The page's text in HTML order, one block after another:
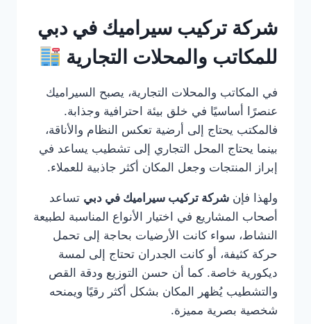
شركة تركيب سيراميك في دبي
للمكاتب والمحلات التجارية
في المكاتب والمحلات التجارية، يصبح السيراميك
عنصرًا أساسيًا في خلق بيئة احترافية وجذابة.
فالمكتب يحتاج إلى أرضية تعكس النظام والأناقة،
بينما يحتاج المحل التجاري إلى تشطيب يساعد في
إبراز المنتجات وجعل المكان أكثر جاذبية للعملاء.
ولهذا فإن شركة تركيب سيراميك في دبي تساعد
أصحاب المشاريع في اختيار الأنواع المناسبة لطبيعة
النشاط، سواء كانت الأرضيات بحاجة إلى تحمل
حركة كثيفة، أو كانت الجدران تحتاج إلى لمسة
ديكورية خاصة. كما أن حسن التوزيع ودقة القص
والتشطيب يُظهر المكان بشكل أكثر رقيًا ويمنحه
شخصية بصرية مميزة.